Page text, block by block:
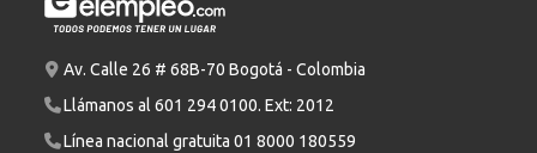
Av. Calle 26 # 68B-70 Bogotá - Colombia
Llámanos al 601 294 0100. Ext: 2012
Línea nacional gratuita 01 8000 180559